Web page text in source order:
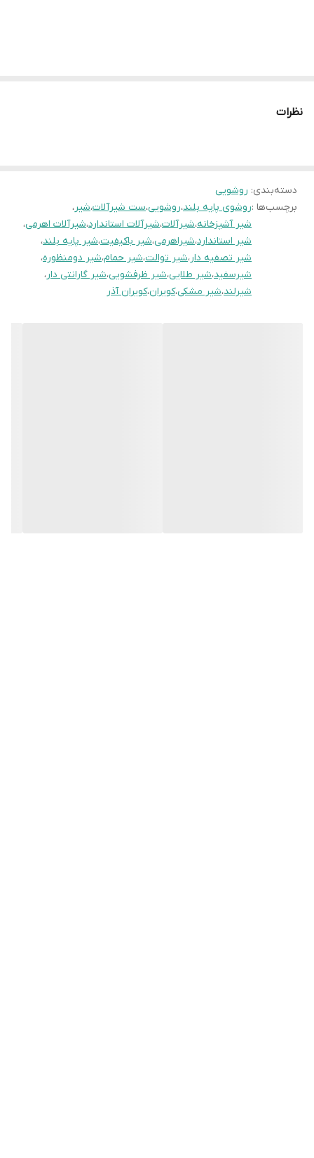
نظرات
دسته‌بندی: روشویی
برچسب‌ها :روشوی پایه بلند،روشویی،ست شیرآلات،شیر،
شیر آشپزخانه،شیرآلات،شیرآلات استاندارد،شیرآلات اهرمی،
شیر استاندارد،شیراهرمی،شیر باکیفیت،شیر پایه بلند،
شیر تصفیه دار،شیر توالت،شیر حمام،شیر دومنظوره،
شیرسفید،شیر طلایی،شیر ظرفشویی،شیر گارانتی دار،
شیرلند،شیر مشکی،کویران،کویران آذر